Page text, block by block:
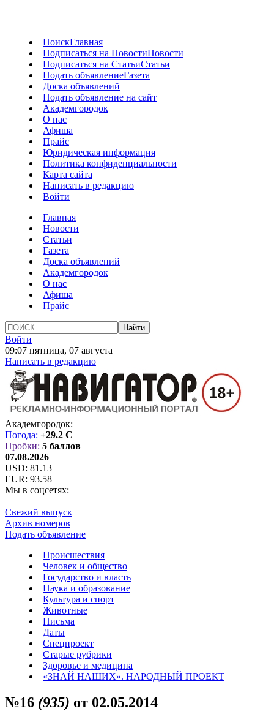
ПоискГлавная
Подписаться на НовостиНовости
Подписаться на СтатьиСтатьи
Подать объявлениеГазета
Доска объявлений
Подать объявление на сайт
Академгородок
О нас
Афиша
Прайс
Юридическая информация
Политика конфиденциальности
Карта сайта
Написать в редакцию
Войти
Главная
Новости
Статьи
Газета
Доска объявлений
Академгородок
О нас
Афиша
Прайс
Войти
09:07 пятница, 07 августа
Написать в редакцию
Академгородок:
Погода: +29.2 C
Пробки: 5 баллов
07.08.2026
USD: 81.13
EUR: 93.58
Мы в соцсетях:
Свежий выпуск
Архив номеров
Подать объявление
Происшествия
Человек и общество
Государство и власть
Наука и образование
Культура и спорт
Животные
Письма
Даты
Спецпроект
Старые рубрики
Здоровье и медицина
«ЗНАЙ НАШИХ». НАРОДНЫЙ ПРОЕКТ
№16 (935) от 02.05.2014